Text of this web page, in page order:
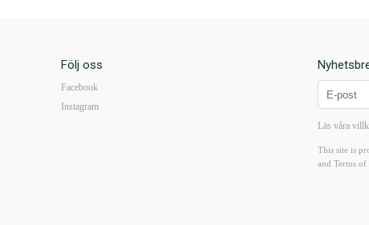
Följ oss
Facebook
Instagram
Läs våra
This site is
and Terms of